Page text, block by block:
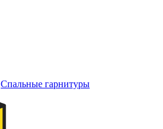
Спальные гарнитуры